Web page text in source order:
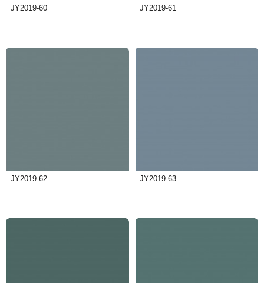
JY2019-60 JY2019-61
JY2019-62 JY2019-63